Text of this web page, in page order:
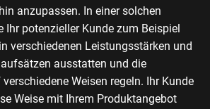
anzupassen. In einer solchen
Ihr potenzieller Kunde zum Beispiel
verschiedenen Leistungsstärken und
ausstatten und die
Weisen regeln. Ihr Kunde
Weise mit Ihrem Produktangebot